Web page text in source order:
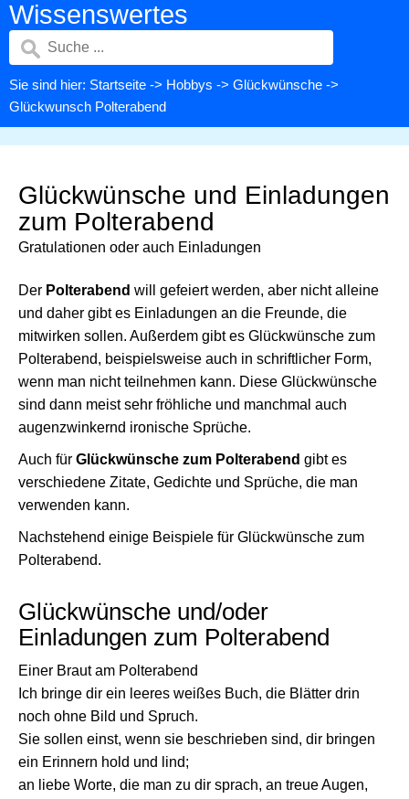
Wissenswertes
Sie sind hier: Startseite -> Hobbys -> Glückwünsche ->
Glückwunsch Polterabend
Glückwünsche und Einladungen
zum Polterabend
Gratulationen oder auch Einladungen
Der Polterabend will gefeiert werden, aber nicht alleine
und daher gibt es Einladungen an die Freunde, die
mitwirken sollen. Außerdem gibt es Glückwünsche zum
Polterabend, beispielsweise auch in schriftlicher Form,
wenn man nicht teilnehmen kann. Diese Glückwünsche
sind dann meist sehr fröhliche und manchmal auch
augenzwinkernd ironische Sprüche.
Auch für Glückwünsche zum Polterabend gibt es
verschiedene Zitate, Gedichte und Sprüche, die man
verwenden kann.
Nachstehend einige Beispiele für Glückwünsche zum
Polterabend.
Glückwünsche und/oder
Einladungen zum Polterabend
Einer Braut am Polterabend
Ich bringe dir ein leeres weißes Buch, die Blätter drin
noch ohne Bild und Spruch.
Sie sollen einst, wenn sie beschrieben sind, dir bringen
ein Erinnern hold und lind;
an liebe Worte, die man zu dir sprach, an treue Augen,